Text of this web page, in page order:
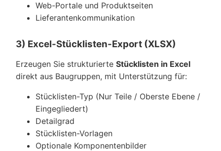
Web-Portale und Produktseiten
Lieferantenkommunikation
3) Excel-Stücklisten-Export (XLSX)
Erzeugen Sie strukturierte Stücklisten in Excel
direkt aus Baugruppen, mit Unterstützung für:
Stücklisten-Typ (Nur Teile / Oberste Ebene /
Eingegliedert)
Detailgrad
Stücklisten-Vorlagen
Optionale Komponentenbilder